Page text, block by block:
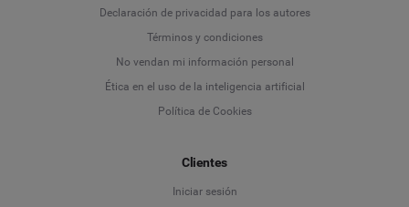
Declaración de privacidad para los autores
Términos y condiciones
No vendan mi información personal
Ética en el uso de la inteligencia artificial
Política de Cookies
Clientes
Iniciar sesión